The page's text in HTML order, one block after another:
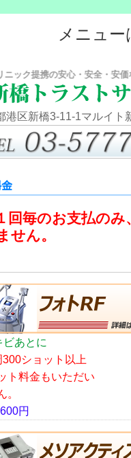
メニュー
提携の安心・安全・安価な
港区新橋3-11-1マルイト
回毎のお支払のみ
せん。
ビあとに
ショット以上
ト料金もいただい
。
円